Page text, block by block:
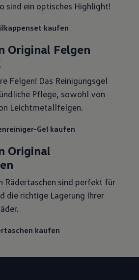
sind ein optisches Highlight!
kaufen
Original Felgen
Felgen! Das Reinigungsgel
Pflege, sowohl von
Leichtmetallfelgen.
Gel kaufen
Original
Rädertaschen sind perfekt für
die richtige Lagerung Ihrer
kaufen